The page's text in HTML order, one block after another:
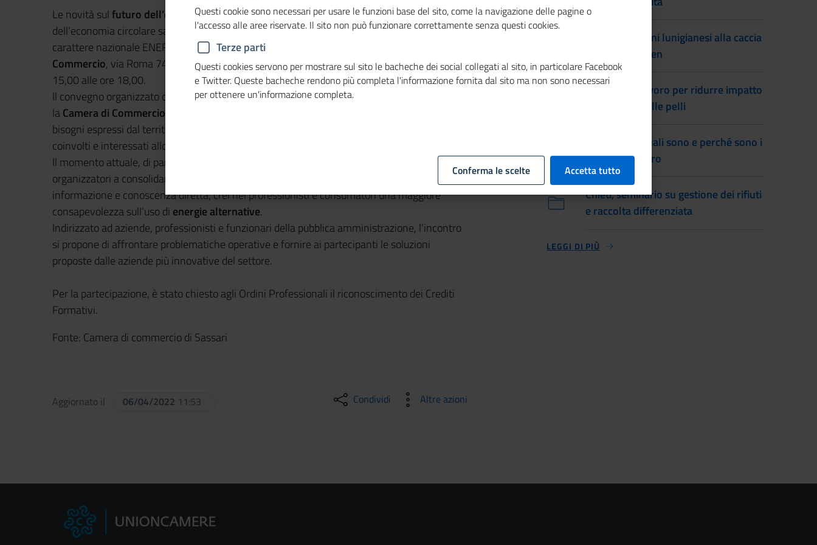
Le novità sulfuturo dell’edilizia e della mobilità nel mondo della sostenibilità energeticae
dell’economia circolare saranno al centro della Tredicesima edizione del prestigioso evento a
carattere nazionale ENER.LOC, in programma a Sassari presso la sede della
Commercio, via Roma 74 il prossimo 27 giugno dalle ore 9,00 alle ore 14,00 e dalle ore
15,00 alle ore 18,00.
Il convegno organizzato come ogni anno dalla Promo P.A. Fondazione, in partenariato con
laCamera di Commercio del Nord Sardegna
bisogni espressi dal territorio, mirato all’aggiornamento delle imprese e dei professionisti
coinvolti e interessati allo sviluppo della filiera energetica.
Il momento attuale, di particolare attenzione sulle tematiche ambientali, ha indotto gli
organizzatori a consolidare il proprio impegno verso un iniziativa che attraverso una corretta
informazione e conoscenza diretta, crei nei professionisti e consumatori una maggiore
consapevolezza sull’uso di energie alternative.
Indirizzato ad aziende, professionisti e funzionari della pubblica amministrazione, l’incontro
si propone di affrontare problematiche operative e fornire ai partecipanti le soluzioni
proposte dalle aziende più innovative del settore.
Per la partecipazione, è stato chiesto agli Ordini Professionali il riconoscimento dei Crediti
Formativi.
Fonte: Camera di commercio di Sassari
Aggiornato il 06/04/2022 11:53 Condividi Altre azioni
Imprese giovani lunigianesi alla caccia
dell'Oscar Green
Concerie al lavoro per ridurre impatto
ambientale delle pelli
Green Jobs: quali sono e perché sono i
lavori del futuro
Chieti, seminario su gestione dei rifiuti
e raccolta differenziata
LEGGI DI PIÙ
Questi cookie sono necessari per usare le funzioni base del sito, come la navigazione delle pagine o
l'accesso alle aree riservate. Il sito non può funzionare correttamente senza questi cookies.
Terze parti
Questi cookies servono per mostrare sul sito le bacheche dei social collegati al sito, in particolare Facebook
e Twitter. Queste bacheche rendono più completa l'informazione fornita dal sito ma non sono necessari
per ottenere un'informazione completa.
Conferma le scelte Accetta tutto